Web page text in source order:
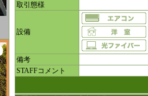
取引態様
設備
備考
STAFFコメント